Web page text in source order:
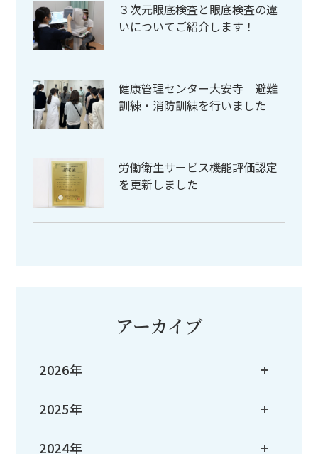
３次元眼底検査と眼底検査の違
いについてご紹介します！
健康管理センター大安寺 避難
訓練・消防訓練を行いました
労働衛生サービス機能評価認定
を更新しました
アーカイブ
2026年
2025年
2024年